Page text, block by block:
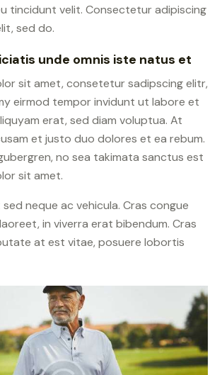
tincidunt velit. Consectetur adipiscing
sed do.
unde omnis iste natus et
sit amet, consetetur sadipscing elitr,
eirmod tempor invidunt ut labore et
erat, sed diam voluptua. At
et justo duo dolores et ea rebum.
no sea takimata sanctus est
sit amet.
neque ac vehicula. Cras congue
in viverra erat bibendum. Cras
at est vitae, posuere lobortis